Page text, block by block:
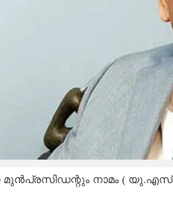
മുൻപ്രസിഡന്റും നാമം (